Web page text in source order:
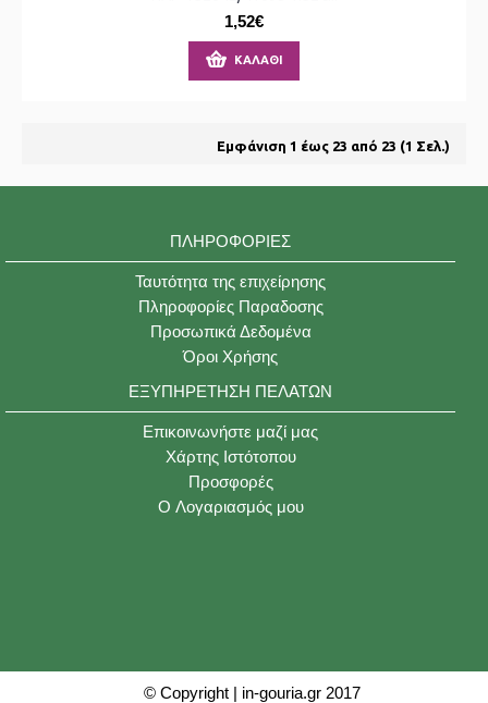
1,52€
ΚΑΛΆΘΙ
Εμφάνιση 1 έως 23 από 23 (1 Σελ.)
ΠΛΗΡΟΦΟΡΊΕΣ
Ταυτότητα της επιχείρησης
Πληροφορίες Παραδοσης
Προσωπικά Δεδομένα
Όροι Χρήσης
ΕΞΥΠΗΡΈΤΗΣΗ ΠΕΛΑΤΏΝ
Επικοινωνήστε μαζί μας
Χάρτης Ιστότοπου
Προσφορές
O Λογαριασμός μου
© Copyright | in-gouria.gr 2017